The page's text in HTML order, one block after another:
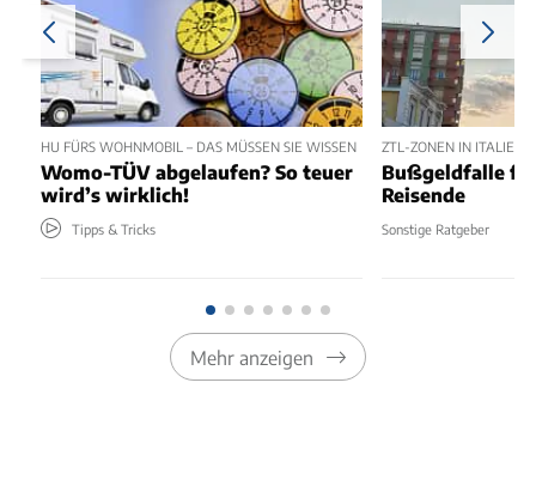
HU FÜRS WOHNMOBIL – DAS MÜSSEN SIE WISSEN
Womo-TÜV abgelaufen? So teuer
wird’s wirklich!
Tipps & Tricks
ZTL-ZONEN IN ITALIEN
Bußgeldfalle
Reisende
Sonstige Ratgeber
Mehr anzeigen